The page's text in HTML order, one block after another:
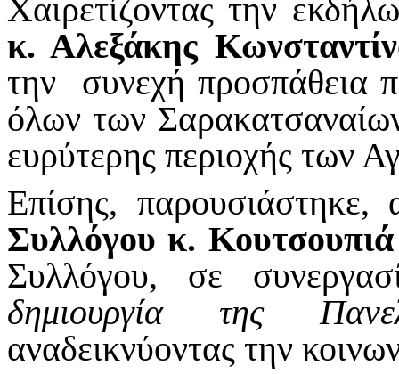
Χαιρετίζοντας την
κ. Αλεξάκης
την συνεχή προσπάθεια
όλων των
ευρύτερης περιοχής των
Επίσης,
Συλλόγου κ.
Συλλόγου, σε
δημιουργία της
αναδεικνύοντας την